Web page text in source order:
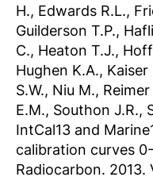
H., Edwards R.L.,
Guilderson T.P.,
C., Heaton T.J.,
Hughen K.A.,
S.W., Niu M.,
E.M., Southon J.R.,
IntCal13 and
calibration curves
Radiocarbon. 2013.